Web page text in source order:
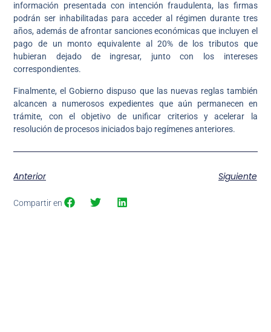
información presentada con intención fraudulenta, las firmas
podrán ser inhabilitadas para acceder al régimen durante tres
años, además de afrontar sanciones económicas que incluyen el
pago de un monto equivalente al 20% de los tributos que
hubieran dejado de ingresar, junto con los intereses
correspondientes.
Finalmente, el Gobierno dispuso que las nuevas reglas también
alcancen a numerosos expedientes que aún permanecen en
trámite, con el objetivo de unificar criterios y acelerar la
resolución de procesos iniciados bajo regímenes anteriores.
Anterior Siguiente
Compartir en